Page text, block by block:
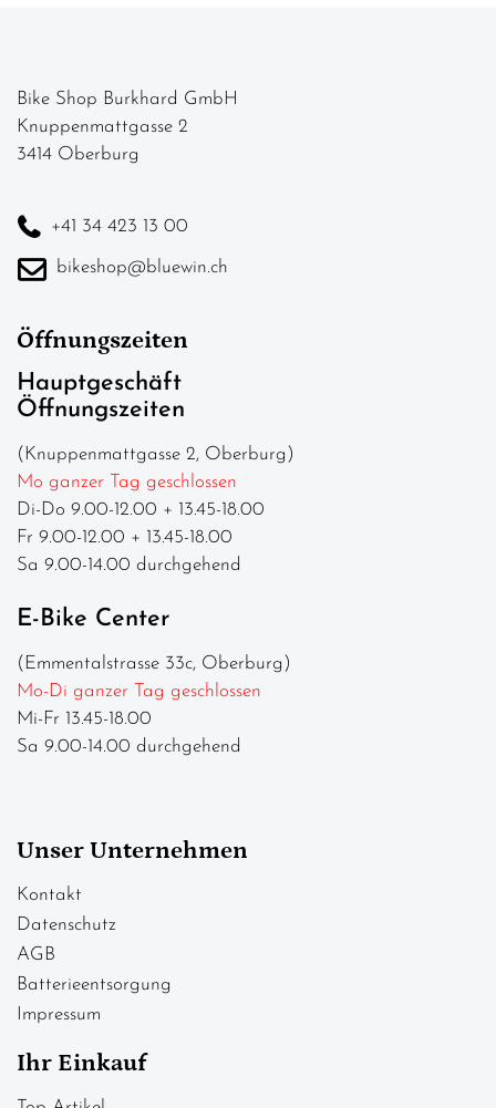
Bike Shop Burkhard GmbH
Knuppenmattgasse 2
3414 Oberburg
+41 34 423 13 00
bikeshop@bluewin.ch
Öffnungszeiten
Hauptgeschäft
Öffnungszeiten
(Knuppenmattgasse 2, Oberburg)
Mo ganzer Tag geschlossen
Di-Do 9.00-12.00 + 13.45-18.00
Fr 9.00-12.00 + 13.45-18.00
Sa 9.00-14.00 durchgehend
E-Bike Center
(Emmentalstrasse 33c, Oberburg)
Mo-Di ganzer Tag geschlossen
Mi-Fr 13.45-18.00
Sa 9.00-14.00 durchgehend
Unser Unternehmen
Kontakt
Datenschutz
AGB
Batterieentsorgung
Impressum
Ihr Einkauf